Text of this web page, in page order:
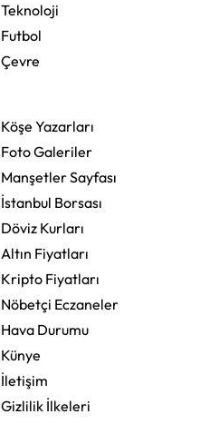
Teknoloji
Futbol
Çevre
Köşe Yazarları
Foto Galeriler
Manşetler Sayfası
İstanbul Borsası
Döviz Kurları
Altın Fiyatları
Kripto Fiyatları
Nöbetçi Eczaneler
Hava Durumu
Künye
İletişim
Gizlilik İlkeleri